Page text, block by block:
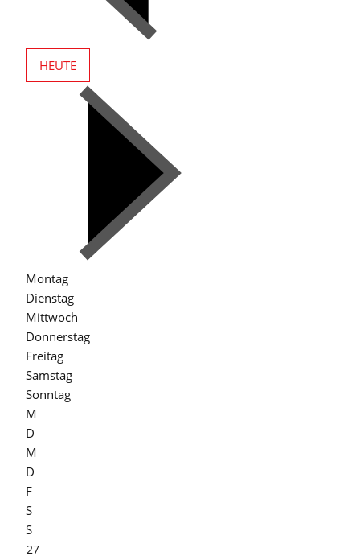
HEUTE
Montag
Dienstag
Mittwoch
Donnerstag
Freitag
Samstag
Sonntag
M
D
M
D
F
S
S
27